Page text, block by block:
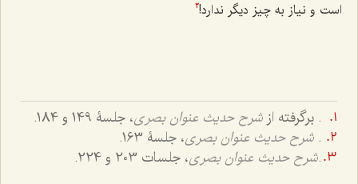
است و نیاز به چیز دیگر ندارد!3
. برگرفته از شرح حدیث عنوان بصری، جلسۀ 149 و 184.
. شرح حدیث عنوان بصری، جلسۀ 163.
.شرح حدیث عنوان بصری، جلسات 203 و 224.